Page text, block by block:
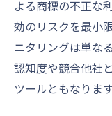
よる商標の不正な
効のリスクを最小
ニタリングは単な
認知度や競合他社
ツールともなります